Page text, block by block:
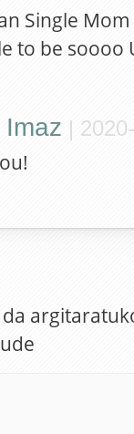
Single
to be soooo
Imaz |